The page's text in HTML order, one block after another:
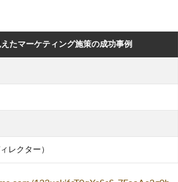
たマーケティング施策の成功事例
レクター）